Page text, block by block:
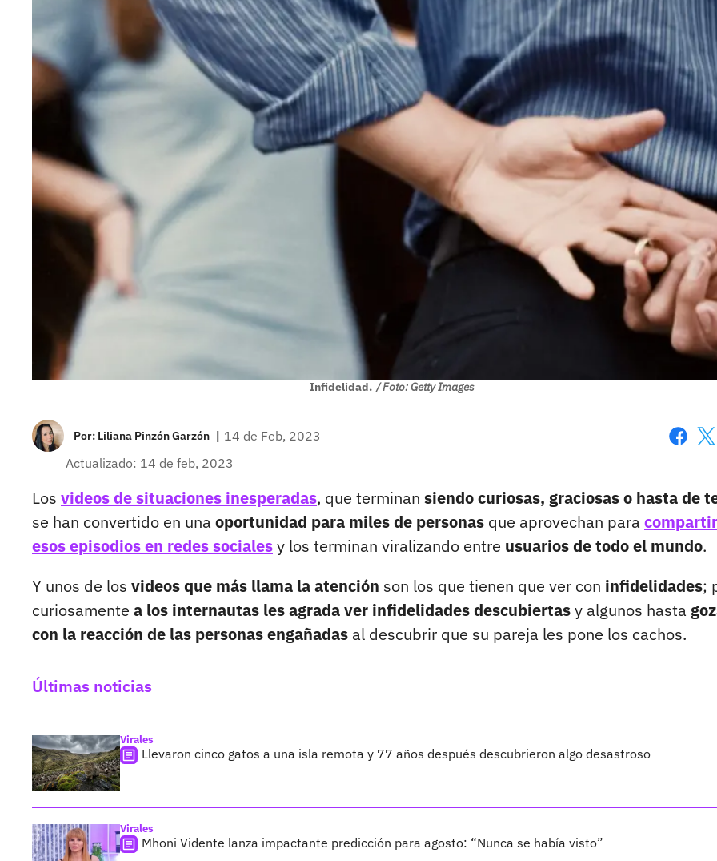
Infidelidad. / Foto: Getty Images
Por: Liliana Pinzón Garzón | 14 de Feb, 2023
Actualizado: 14 de feb, 2023
Los videos de situaciones inesperadas, que terminan siendo curiosas, graciosas o hasta de
se han convertido en una oportunidad para miles de personas que aprovechan para compartir
esos episodios en redes socialesy los terminan viralizando entre usuarios de todo el mundo.
Y unos de los videos que más llama la atención son los que tienen que ver con infidelidades;
curiosamente a los internautas les agrada ver infidelidades descubiertasy algunos hasta
con la reacción de las personas engañadas al descubrir que su pareja les pone los cachos.
Últimas noticias
Virales
Llevaron cinco gatos a una isla remota y 77 años después descubrieron algo desastroso
Virales
Mhoni Vidente lanza impactante predicción para agosto: “Nunca se había visto”